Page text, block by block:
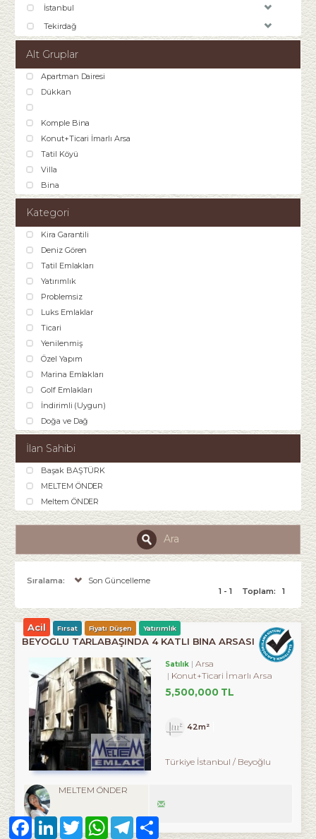
İstanbul
Tekirdağ
Alt Gruplar
Apartman Dairesi
Dükkan
Komple Bina
Konut+Ticari İmarlı Arsa
Tatil Köyü
Villa
Bina
Kategori
Kira Garantili
Deniz Gören
Tatil Emlakları
Yatırımlık
Problemsiz
Luks Emlaklar
Ticari
Yenilenmiş
Özel Yapım
Marina Emlakları
Golf Emlakları
İndirimli (Uygun)
Doğa ve Dağ
İlan Sahibi
Başak BAŞTÜRK
MELTEM ÖNDER
Meltem ÖNDER
Ara
Sıralama:
Son Güncelleme
1 - 1
Toplam: 1
Acil Fırsat Fiyatı Düşen Yatırımlık
BEYOĞLU TARLABAŞINDA 4 KATLI BINA ARSASI
Satılık
Arsa
Konut+Ticari İmarlı Arsa
5,500,000 TL
42m²
Türkiye İstanbul / Beyoğlu
MELTEM ÖNDER
FacebookLinkedInTwitter WhatsAppTelegram